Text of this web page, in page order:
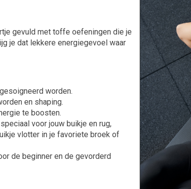
gevuld met toffe oefeningen die je
je dat lekkere energiegevoel waar
worden.
en shaping.
te boosten.
voor jouw buikje en rug,
vlotter in je favoriete broek of
de beginner en de gevorderd